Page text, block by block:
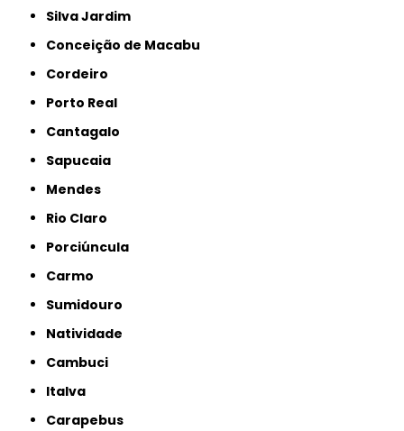
Silva Jardim
Conceição de Macabu
Cordeiro
Porto Real
Cantagalo
Sapucaia
Mendes
Rio Claro
Porciúncula
Carmo
Sumidouro
Natividade
Cambuci
Italva
Carapebus